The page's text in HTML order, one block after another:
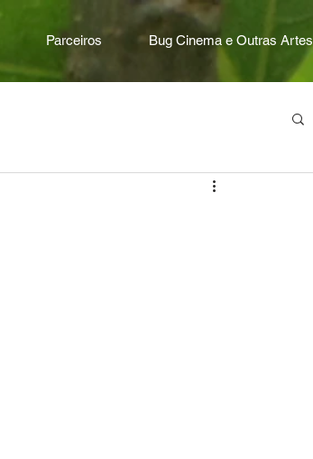
Parceiros Bug Cinema e Outras Artes